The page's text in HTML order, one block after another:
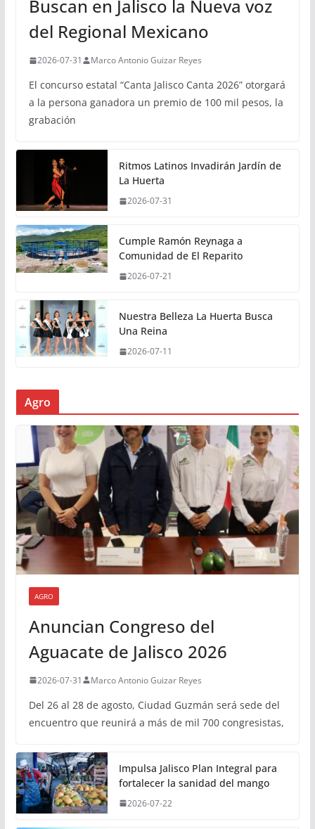
Buscan en Jalisco la Nueva voz
del Regional Mexicano
2026-07-31 Marco Antonio Guizar Reyes
El concurso estatal “Canta Jalisco Canta 2026” otorgará
a la persona ganadora un premio de 100 mil pesos, la
grabación
Ritmos Latinos Invadirán Jardín de
La Huerta
2026-07-31
Cumple Ramón Reynaga a
Comunidad de El Reparito
2026-07-21
Nuestra Belleza La Huerta Busca
Una Reina
2026-07-11
Agro
AGRO
Anuncian Congreso del
Aguacate de Jalisco 2026
2026-07-31 Marco Antonio Guizar Reyes
Del 26 al 28 de agosto, Ciudad Guzmán será sede del
encuentro que reunirá a más de mil 700 congresistas,
Impulsa Jalisco Plan Integral para
fortalecer la sanidad del mango
2026-07-22